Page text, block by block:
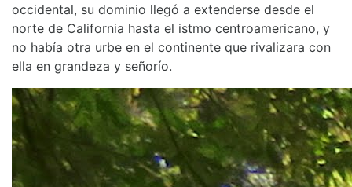
occidental, su dominio llegó a extenderse desde el
norte de California hasta el istmo centroamericano, y
no había otra urbe en el continente que rivalizara con
ella en grandeza y señorío.